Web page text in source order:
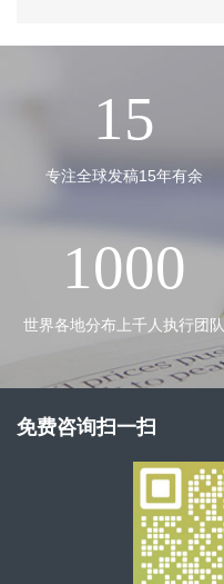
15
专注全球发稿15年有余
1000
世界各地分布上千人执行团队
免费咨询扫一扫